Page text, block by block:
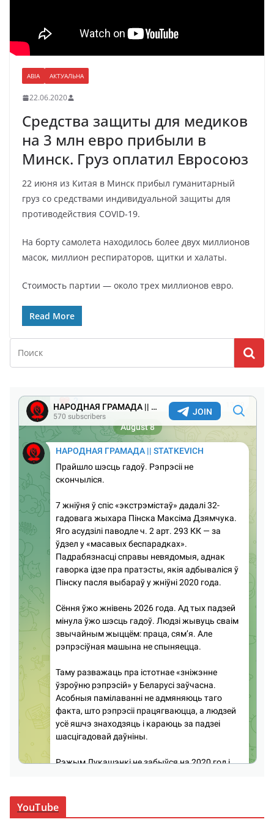
АВІА АКТУАЛЬНА
22.06.2020
Средства защиты для медиков
на 3 млн евро прибыли в
Минск. Груз оплатил Евросоюз
22 июня из Китая в Минск прибыл гуманитарный
груз со средствами индивидуальной защиты для
противодействия COVID-19.
На борту самолета находилось более двух миллионов
масок, миллион респираторов, щитки и халаты.
Стоимость партии — около трех миллионов евро.
Read More
YouTube